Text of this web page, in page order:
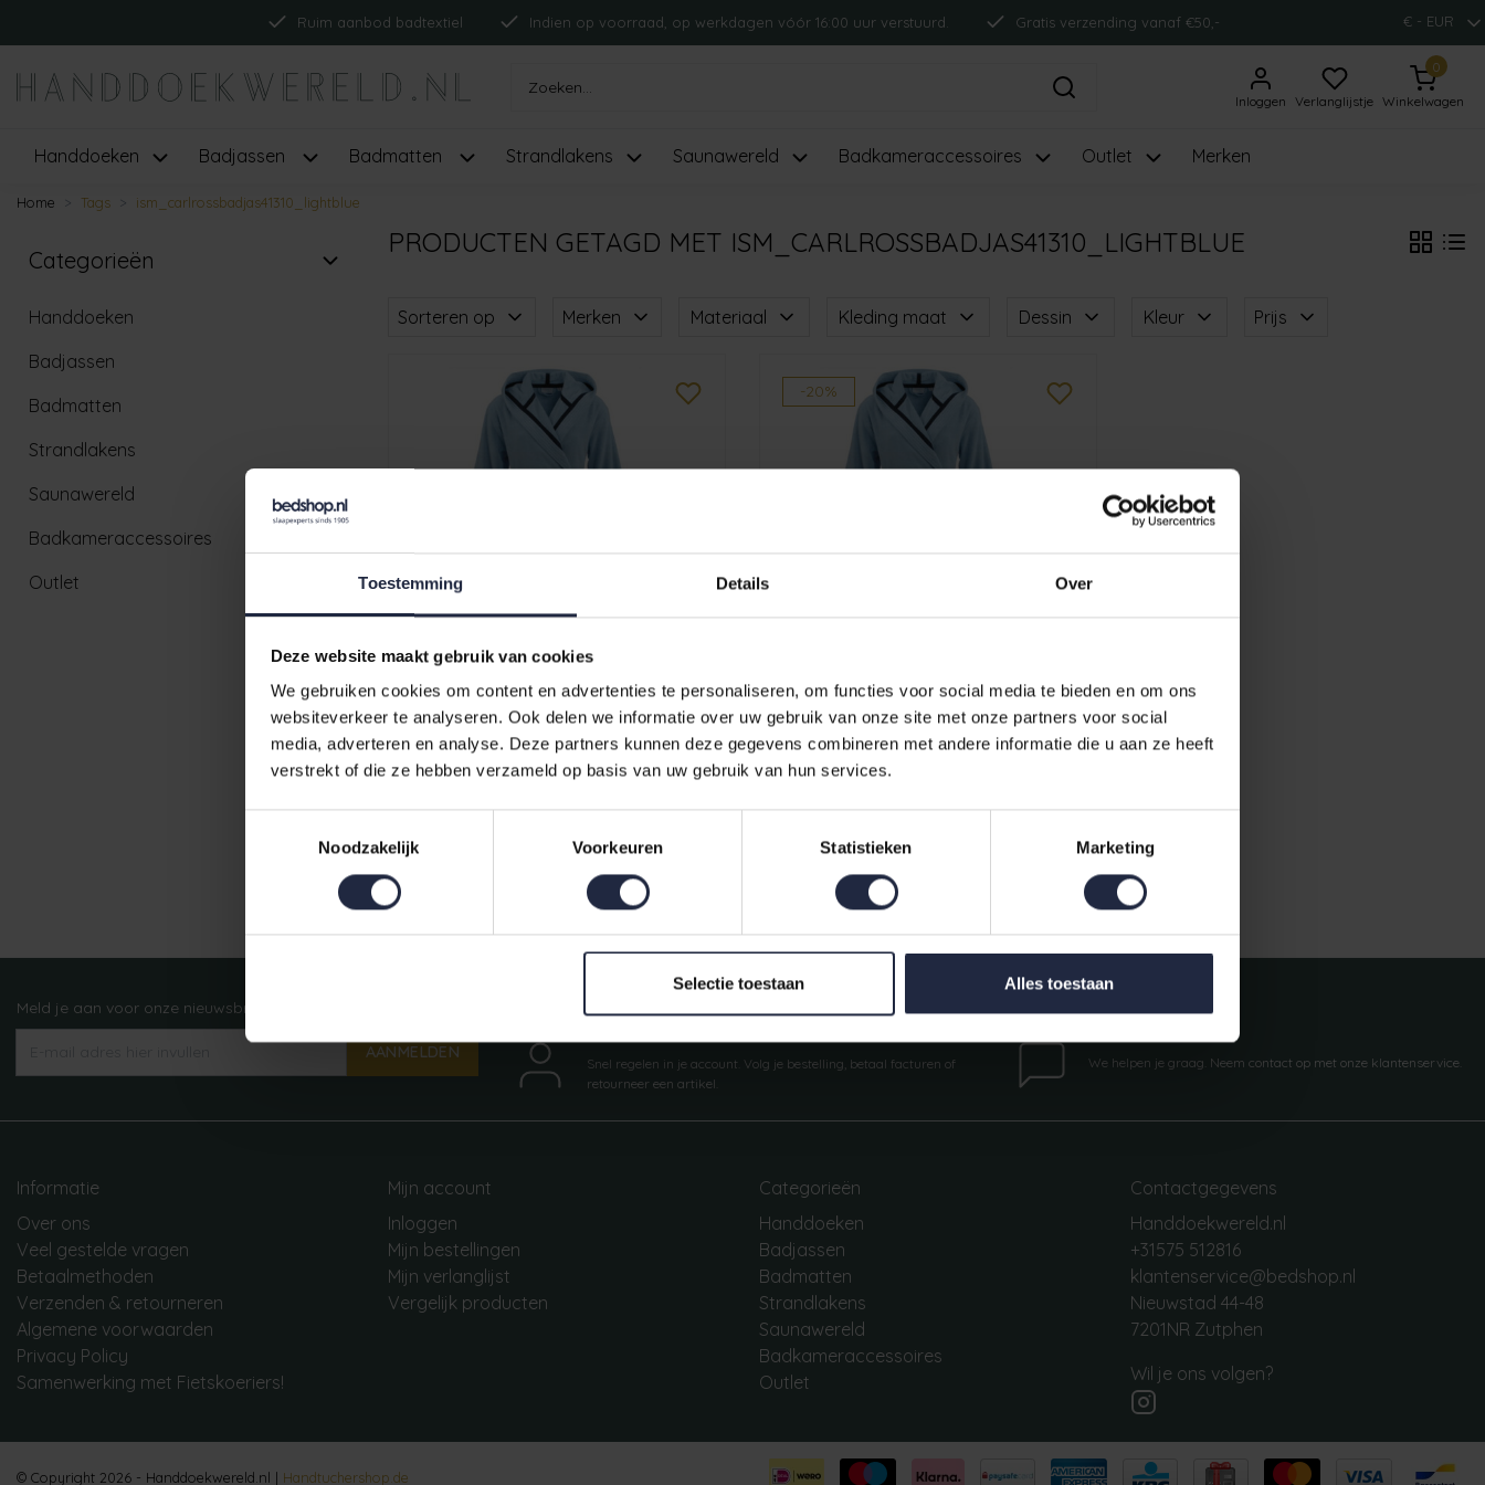
Toestemming Details Over
Deze website maakt gebruik van cookies
We gebruiken cookies om content en advertenties te personaliseren, om functies voor social media te bieden en om ons
websiteverkeer te analyseren. Ook delen we informatie over uw gebruik van onze site met onze partners voor social
media, adverteren en analyse. Deze partners kunnen deze gegevens combineren met andere informatie die u aan ze heeft
verstrekt of die ze hebben verzameld op basis van uw gebruik van hun services.
Noodzakelijk
Voorkeuren Statistieken Marketing
Selectie toestaan Alles toestaan
Ruim aanbod badtextiel Indien op voorraad, op werkdagen vóór 16:00 uur verstuurd. Gratis verzending vanaf €50,- € - EUR
Inloggen Verlanglijstje
0
Winkelwagen
Handdoeken Badjassen Badmatten Strandlakens Saunawereld Badkameraccessoires Outlet Merken
Home Tags ism_carlrossbadjas41310_lightblue
Categorieën
Handdoeken
Badjassen
Badmatten
Strandlakens
Saunawereld
Badkameraccessoires
Outlet
PRODUCTEN GETAGD MET ISM_CARLROSSBADJAS41310_LIGHTBLUE
Sorteren op Merken Materiaal Kleding maat Dessin Kleur Prijs
Carl Ross Heren Badjas 41310 light
blue S
-20%
Carl Ross Heren Badjas 41310 light
blue M
Ruim aanbod badtextiel Indien op voorraad, op werkdagen vóór 16:00 uur verstuurd. Gratis verzending vanaf €50,-
Meld je aan voor onze nieuwsbrief!
AANMELDEN
Mijn account
Snel regelen in je account. Volg je bestelling, betaal facturen of
retourneer een artikel.
Vragen?
We helpen je graag. Neem contact op met onze klantenservice.
Informatie
Over ons
Veel gestelde vragen
Betaalmethoden
Verzenden & retourneren
Algemene voorwaarden
Privacy Policy
Samenwerking met Fietskoeriers!
Mijn account
Inloggen
Mijn bestellingen
Mijn verlanglijst
Vergelijk producten
Categorieën
Handdoeken
Badjassen
Badmatten
Strandlakens
Saunawereld
Badkameraccessoires
Outlet
Contactgegevens
Handdoekwereld.nl
+31575 512816
klantenservice@bedshop.nl
Nieuwstad 44-48
7201NR Zutphen
Wil je ons volgen?
© Copyright 2026 - Handdoekwereld.nl | Handtuchershop.de